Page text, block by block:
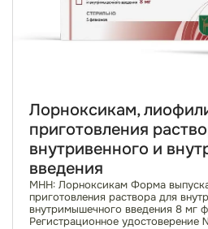
Лорноксикам,
приготовления
внутривенного и
введения
МНН: Лорноксикам Форма
приготовления раствора для
внутримышечного введения 8 мг
Регистрационное